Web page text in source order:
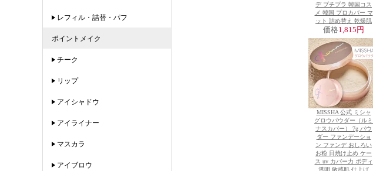
デ プチプラ 韓国コス
メ 韓国 プロカバー マ
ット 詰め替え 乾燥肌
価格1,815円
MISSHA 公式 ミシャ
グロウパウダー（ルミ
ナスカバー） 7g パウ
ダー ファンデーショ
ン ファンデ おしろい
お粉 日焼け止め ケー
ス uv カバー力 ボディ
透明 敏感肌 仕上げ